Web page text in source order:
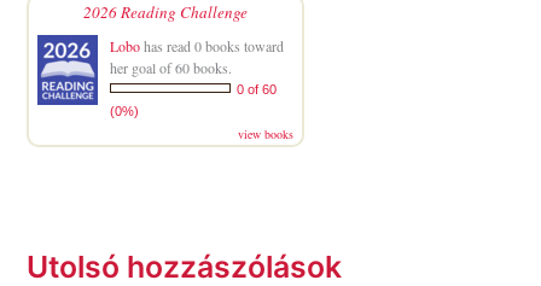
2026 Reading Challenge
Lobohas read 0 books toward
her goal of 60 books.
0 of 60
(0%)
view books
Utolsó hozzászólások